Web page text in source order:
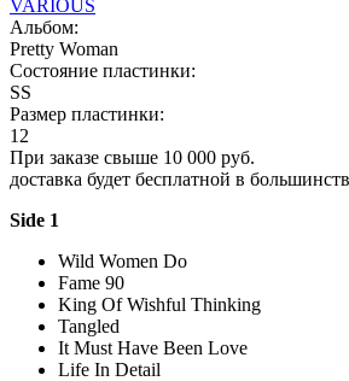
VARIOUS
Альбом:
Pretty Woman
Состояние пластинки:
SS
Размер пластинки:
12
При заказе свыше 10 000 руб.
доставка будет бесплатной в
Side 1
Wild Women Do
Fame 90
King Of Wishful Thinking
Tangled
It Must Have Been Love
Life In Detail